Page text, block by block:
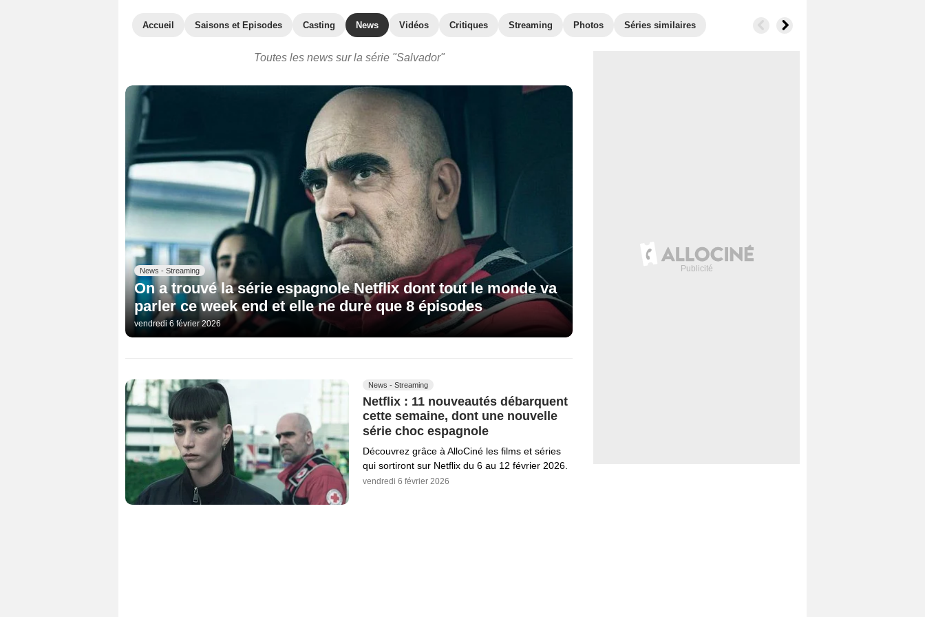
Accueil Saisons et Episodes Casting News Vidéos Critiques Streaming Photos Séries similaires
Toutes les news sur la série "Salvador"
News - Streaming
On a trouvé la série espagnole Netflix dont tout le monde va
parler ce week end et elle ne dure que 8 épisodes
vendredi 6 février 2026
News - Streaming
Netflix : 11 nouveautés débarquent
cette semaine, dont une nouvelle
série choc espagnole
Découvrez grâce à AlloCiné les films et séries
qui sortiront sur Netflix du 6 au 12 février 2026.
vendredi 6 février 2026